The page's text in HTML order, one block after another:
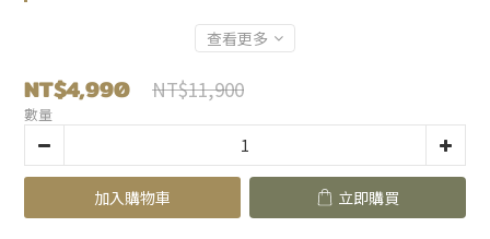
查看更多
NT$4,990 NT$11,900
數量
加入購物車 立即購買